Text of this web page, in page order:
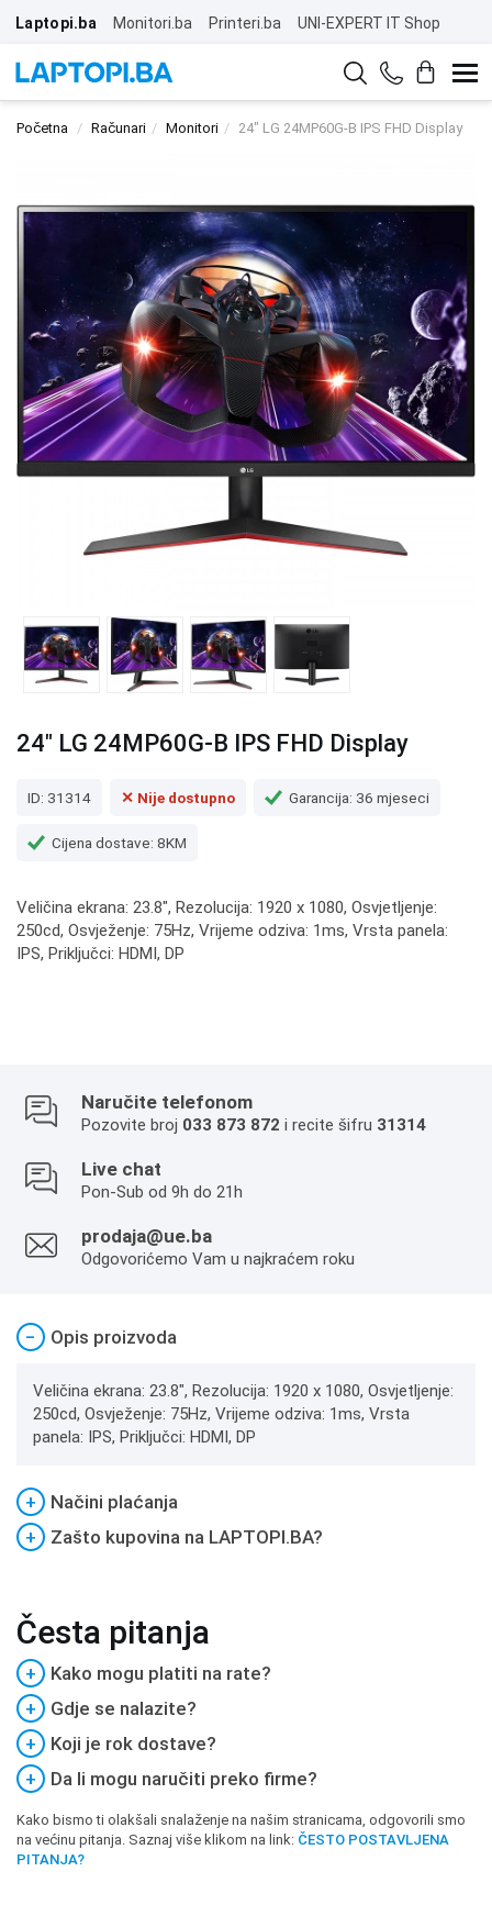
Laptopi.ba Monitori.ba Printeri.ba UNI-EXPERT IT Shop
Početna Računari Monitori 24" LG 24MP60G-B IPS FHD Display
24" LG 24MP60G-B IPS FHD Display
ID: 31314 ✕ Nije dostupno Garancija: 36 mjeseci
Cijena dostave: 8KM
Veličina ekrana: 23.8", Rezolucija: 1920 x 1080, Osvjetljenje:
250cd, Osvježenje: 75Hz, Vrijeme odziva: 1ms, Vrsta panela:
IPS, Priključci: HDMI, DP
Naručite telefonom
Pozovite broj 033 873 872 i recite šifru 31314
Live chat
Pon-Sub od 9h do 21h
prodaja@ue.ba
Odgovorićemo Vam u najkraćem roku
− Opis proizvoda
Veličina ekrana: 23.8", Rezolucija: 1920 x 1080, Osvjetljenje:
250cd, Osvježenje: 75Hz, Vrijeme odziva: 1ms, Vrsta
panela: IPS, Priključci: HDMI, DP
+
Načini plaćanja
+
Zašto kupovina na LAPTOPI.BA?
Česta pitanja
+
Kako mogu platiti na rate?
+
Gdje se nalazite?
+
Koji je rok dostave?
+
Da li mogu naručiti preko firme?
Kako bismo ti olakšali snalaženje na našim stranicama, odgovorili smo
na većinu pitanja. Saznaj više klikom na link: ČESTO POSTAVLJENA
PITANJA?